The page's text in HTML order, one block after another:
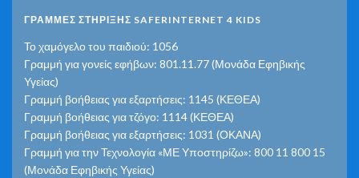
ΓΡΑΜΜΕΣ ΣΤΗΡΙΞΗΣ SAFERINTERNET 4 KIDS
Το χαμόγελο του παιδιού: 1056
Γραμμή για γονείς εφήβων: 801.11.77 (Μονάδα Εφηβικής
Υγείας)
Γραμμή βοήθειας για εξαρτήσεις: 1145 (ΚΕΘΕΑ)
Γραμμή βοήθειας για τζόγο: 1114 (ΚΕΘΕΑ)
Γραμμή βοήθειας για εξαρτήσεις: 1031 (ΟΚΑΝΑ)
Γραμμή για την Τεχνολογία «ΜΕ Υποστηρίζω»: 800 11 800 15
(Μονάδα Εφηβικής Υγείας)